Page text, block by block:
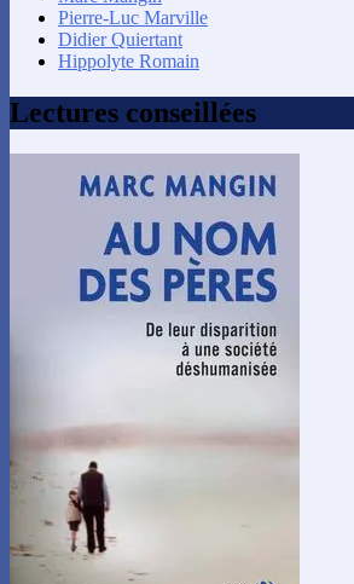
Pierre-Luc Marville
Didier Quiertant
Hippolyte Romain
Lectures conseillées